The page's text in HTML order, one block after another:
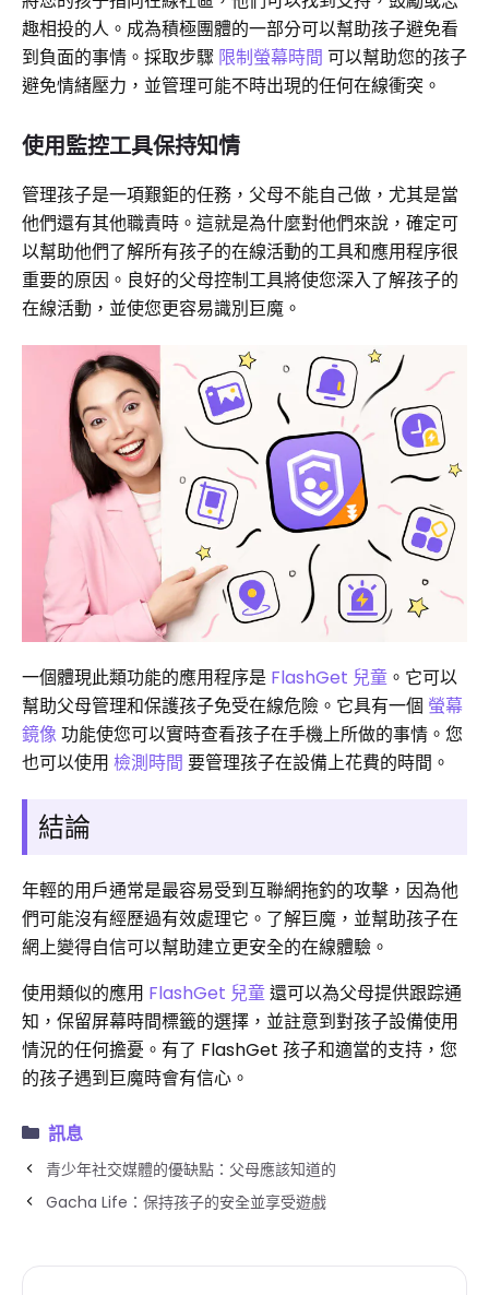
趣相投的人。成為積極團體的一部分可以幫助孩子避免看
到負面的事情。採取步驟 限制螢幕時間 可以幫助您的孩子
避免情緒壓力，並管理可能不時出現的任何在線衝突。
使用監控工具保持知情
管理孩子是一項艱鉅的任務，父母不能自己做，尤其是當
他們還有其他職責時。這就是為什麼對他們來說，確定可
以幫助他們了解所有孩子的在線活動的工具和應用程序很
重要的原因。良好的父母控制工具將使您深入了解孩子的
在線活動，並使您更容易識別巨魔。
一個體現此類功能的應用程序是 FlashGet 兒童 。它可以
幫助父母管理和保護孩子免受在線危險。它具有一個 螢幕
鏡像 功能使您可以實時查看孩子在手機上所做的事情。您
也可以使用 檢測時間 要管理孩子在設備上花費的時間。
結論
年輕的用戶通常是最容易受到互聯網拖釣的攻擊，因為他
們可能沒有經歷過有效處理它。了解巨魔，並幫助孩子在
網上變得自信可以幫助建立更安全的在線體驗。
使用類似的應用 FlashGet 兒童還可以為父母提供跟踪通
知，保留屏幕時間標籤的選擇，並註意到對孩子設備使用
情況的任何擔憂。有了 FlashGet 孩子和適當的支持，您
的孩子遇到巨魔時會有信心。
訊息
青少年社交媒體的優缺點：父母應該知道的
Gacha Life：保持孩子的安全並享受遊戲